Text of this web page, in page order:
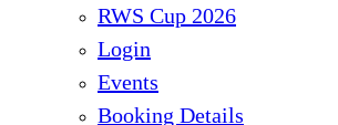
RWS Cup 2026
Login
Events
Booking Details